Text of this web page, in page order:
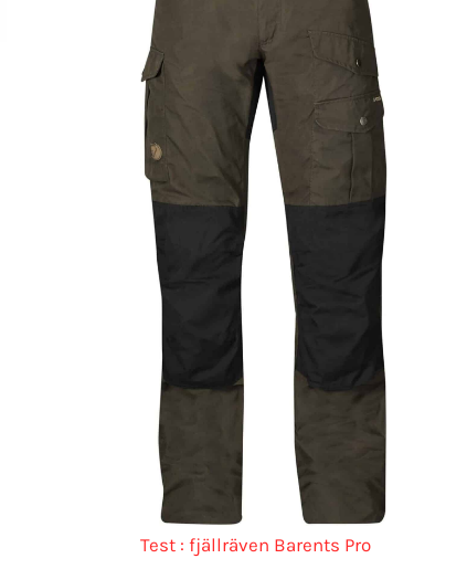
Test : fjällräven Barents Pro